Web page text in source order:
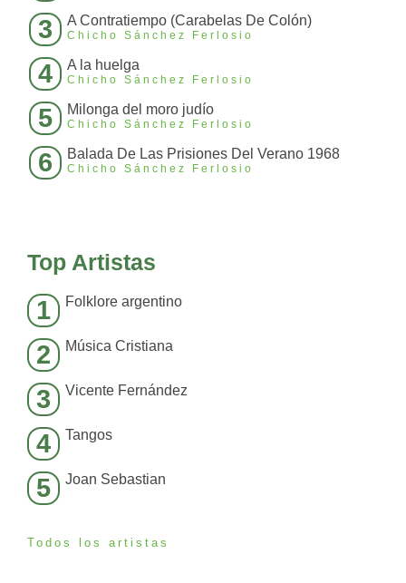
3 A Contratiempo (Carabelas De Colón)
Chicho Sánchez Ferlosio
4 A la huelga
Chicho Sánchez Ferlosio
5 Milonga del moro judío
Chicho Sánchez Ferlosio
6 Balada De Las Prisiones Del Verano 1968
Chicho Sánchez Ferlosio
Top Artistas
1 Folklore argentino
2 Música Cristiana
3 Vicente Fernández
4 Tangos
5 Joan Sebastian
Todos los artistas